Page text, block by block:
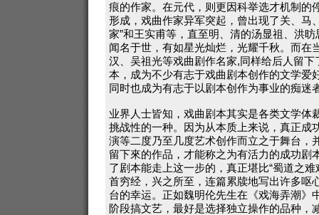
痕的作家。在元代，则更因科举选才机制的
形成，戏曲作家异军突起，曾出现了关、马
家”和王实甫等，直至明、清的汤显祖、洪
闻名于世，有如星光灿烂，光耀千秋。而在
汉、吴祖光等戏曲剧作名家,同样给后人留
本，成为不少有志于戏曲剧本创作的文学爱
同时也成为有志于以剧本创作为事业的痴迷
业界人士皆知，戏曲剧本其实是各类文学体
挑战性的一种。因为从本质上来说，真正成
演等二度乃至几度艺术创作而立之于舞台，
留下來的作品，才能称之为有活力的成功剧
了剧本能走上这一步的，真正堪比“蜀道之
首穷经，兴之所至，连篇累牍地写出许多呕
台的幸运。正如魏明伦先生在《戏海弄潮》
阶段搞文艺，最好是选择独立操作的品种，